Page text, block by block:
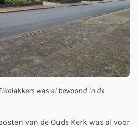
was al bewoond in de
van de Oude Kerk was al voor